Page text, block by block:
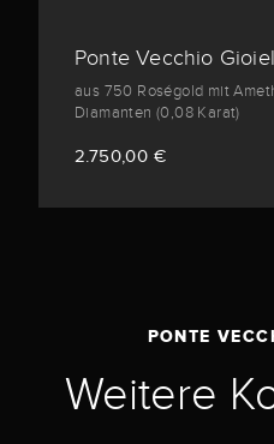
Ponte Vecchio
aus 750 Roségold mit
Diamanten (0,08 Karat)
2.750,00 €
PONTE
Weitere